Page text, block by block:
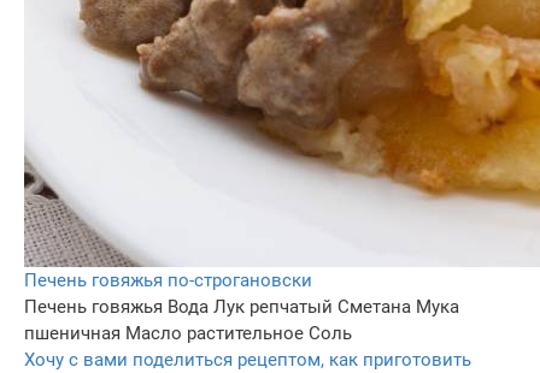
Печень говяжья по-строгановски
Печень говяжья Вода Лук репчатый Сметана Мука
пшеничная Масло растительное Соль
Хочу с вами поделиться рецептом, как приготовить